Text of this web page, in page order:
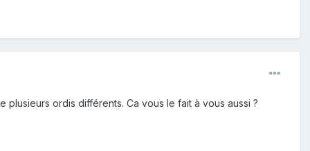
ordis différents. Ca vous le fait à vous aussi ?